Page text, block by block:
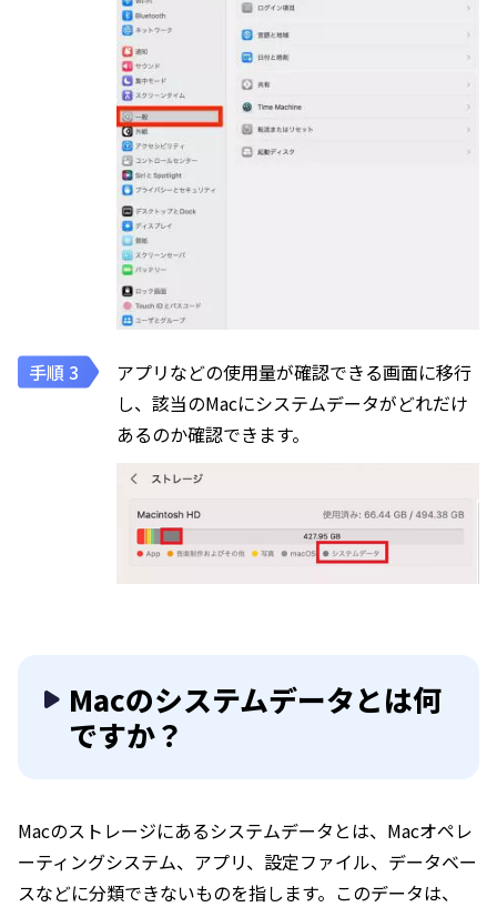
アプリなどの使用量が確認できる画面に移行
し、該当のMacにシステムデータがどれだけ
あるのか確認できます。
Macのシステムデータとは何
ですか？
Macのストレージにあるシステムデータとは、Macオペレ
ーティングシステム、アプリ、設定ファイル、データベー
スなどに分類できないものを指します。このデータは、